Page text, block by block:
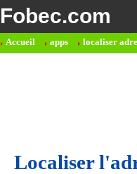
Fobec.com
Accueil apps localiser
Localiser